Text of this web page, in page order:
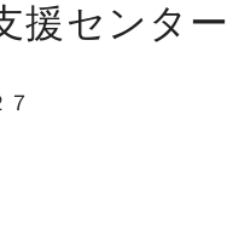
援センター